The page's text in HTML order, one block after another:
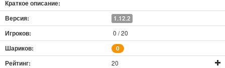
ПЕ 1.12
ПЕ 1.11 ПЕ 1.10
ПЕ 1.9
ПЕ 1.8
ПЕ 1.7 ПЕ 1.6
ПЕ 1.2
ПЕ 1.1
ПЕ 1.0 ПЕ 0.16 ПЕ 0.15
1.12.2
0 / 20
0
20